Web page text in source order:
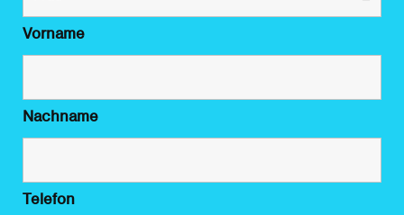
Vorname
Nachname
Telefon